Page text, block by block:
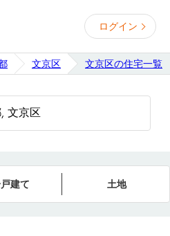
ログイン
文京区 文京区の住宅一覧
建て 土地